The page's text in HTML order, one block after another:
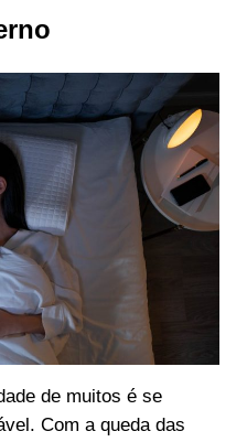
de muitos é se
Com a queda das